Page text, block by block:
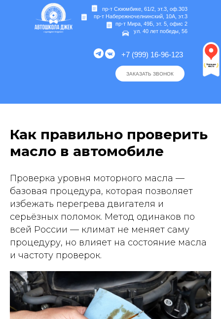
ЗАКАЗАТЬ ЗВОНОК
пр-т Сююмбике, 61/2, эт.3, оф.303
пр-т Набережночелнинский, 10А, эт.3
пр-т Мира, 49Б, эт. 5, офис 2
ул. 40 лет победы, 56
+7 (999) 16-96-123
Как правильно проверить
масло в автомобиле
Проверка уровня моторного масла —
базовая процедура, которая позволяет
избежать перегрева двигателя и
серьёзных поломок. Метод одинаков по
всей России — климат не меняет саму
процедуру, но влияет на состояние масла
и частоту проверок.